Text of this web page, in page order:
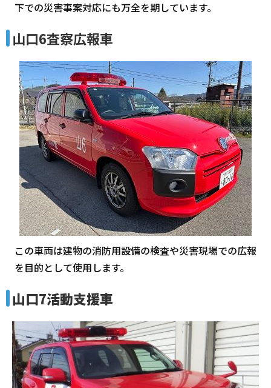
下での災害事案対応にも万全を期しています。
山口6査察広報車
この車両は建物の消防用設備の検査や災害現場での広報
を目的として使用します。
山口7活動支援車